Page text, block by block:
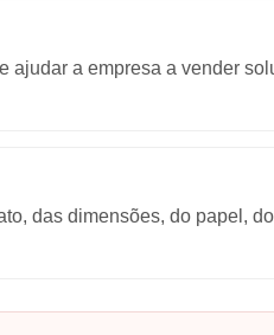
diferentes. Ter um fluxo
repetição, inspeção e